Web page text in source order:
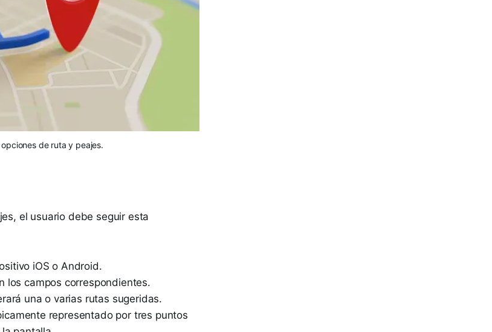
de ruta y peajes.
el usuario debe seguir esta
iOS o Android.
los campos correspondientes.
una o varias rutas sugeridas.
representado por tres puntos